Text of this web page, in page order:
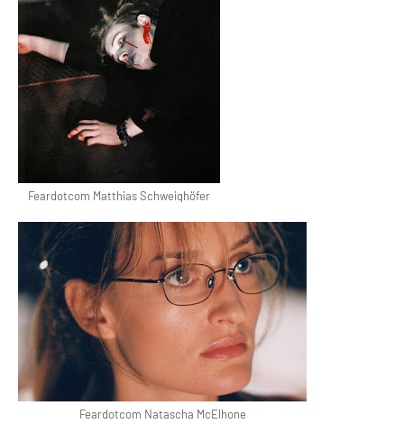
Feardotcom Matthias Schweighöfer
Feardotcom Natascha McElhone